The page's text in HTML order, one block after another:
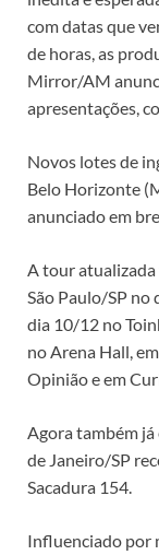
com datas que
de horas, as
Mirror/AM
apresentações,
Novos lotes de
Belo Horizonte
anunciado em
A tour atualizada
São Paulo/SP no
dia 10/12 no
no Arena Hall,
Opinião e em
Agora também já
de Janeiro/SP
Sacadura 154.
Influenciado por